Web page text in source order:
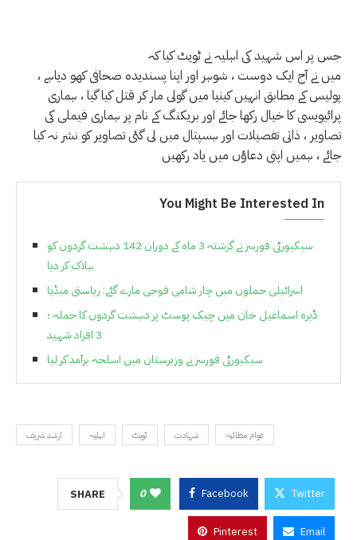
جس پر اس شہید کی اہلیہ نے ٹویٹ کیا کہ
میں نے آج ایک دوست ، شوہر اور اپنا پسندیدہ صحافی کھو دیاہے ،
پولیس کے مطابق انہیں کینیا میں گولی مار کر قتل کیا گیا ، ہماری
پرائیویسی کا خیال رکھا جائے اور بریکنگ کے نام پر ہماری فیملی کی
تصاویر ، ذاتی تفصیلات اور ہسپتال میں لی گئی تصاویر کو نشر نہ کیا
جائے ، ہمیں اپنی دعاﺅں میں یاد رکھیں
You Might Be Interested In
سیکیورٹی فورسز نے گزشتہ 3 ماہ کے دوران 142 دہشت گردوں کو
ہلاک کر دیا
اسرائیلی حملوں میں چار شامی فوجی مارے گئے: ریاستی میڈیا
ڈیرہ اسماعیل خان میں چیک پوسٹ پر دہشت گردوں کا حملہ ؛
3 افراد شہید
سیکیورٹی فورسز نے وزیرستان میں اسلحہ برآمد کر لیا
ارشد شریف اہلیہ ٹویٹ شہادت عوام مطالبہ
SHARE 0 Facebook Twitter
Pinterest Email